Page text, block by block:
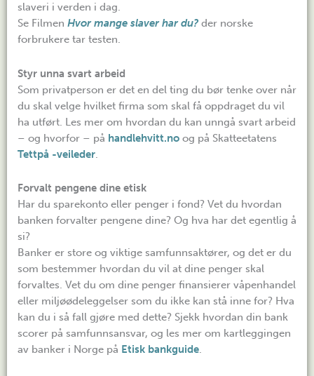
slaveri i verden i dag.
Se Filmen Hvor mange slaver har du? der norske
forbrukere tar testen.
Styr unna svart arbeid
Som privatperson er det en del ting du bør tenke over når
du skal velge hvilket firma som skal få oppdraget du vil
ha utført. Les mer om hvordan du kan unngå svart arbeid
– og hvorfor – på handlehvitt.no og på Skatteetatens
Tettpå -veileder.
Forvalt pengene dine etisk
Har du sparekonto eller penger i fond? Vet du hvordan
banken forvalter pengene dine? Og hva har det egentlig å
si?
Banker er store og viktige samfunnsaktører, og det er du
som bestemmer hvordan du vil at dine penger skal
forvaltes. Vet du om dine penger finansierer våpenhandel
eller miljøødeleggelser som du ikke kan stå inne for? Hva
kan du i så fall gjøre med dette? Sjekk hvordan din bank
scorer på samfunnsansvar, og les mer om kartleggingen
av banker i Norge på Etisk bankguide.